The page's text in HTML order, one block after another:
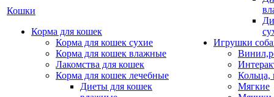
Кошки
Корма для кошек
Корма для кошек сухие
Корма для кошек влажные
Лакомства для кошек
Корма для кошек лечебные
Диеты для кошек
Игрушки
Кольца,
Мягкие